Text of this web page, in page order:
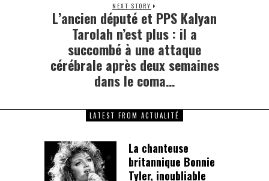
NEXT STORY
Next
post:
L’ancien député et PPS Kalyan
Tarolah n’est plus : il a
succombé à une attaque
cérébrale après deux semaines
dans le coma…
LATEST FROM ACTUALITÉ
La chanteuse
britannique Bonnie
Tyler, inoubliable